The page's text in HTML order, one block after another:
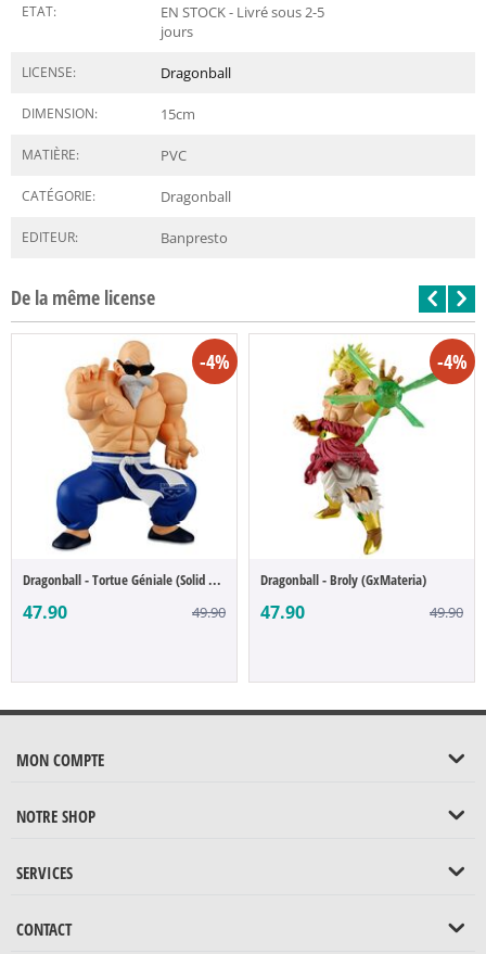
ETAT:
EN STOCK - Livré sous 2-5
jours
LICENSE: Dragonball
DIMENSION: 15cm
MATIÈRE: PVC
CATÉGORIE: Dragonball
EDITEUR: Banpresto
De la même license
-4%
Dragonball - Tortue Géniale (Solid Edge W...
47.90 49.90
-4%
Dragonball - Broly (GxMateria)
47.90 49.90
MON COMPTE
NOTRE SHOP
SERVICES
CONTACT